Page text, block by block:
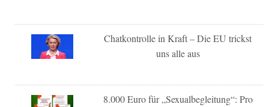
Chatkontrolle in Kraft – Die EU trickst
uns alle aus
8.000 Euro für „Sexualbegleitung“: Pro